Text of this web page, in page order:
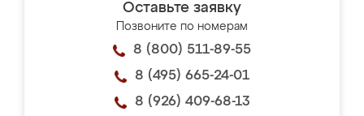
Оставьте заявку
Позвоните по номерам
8 (800) 511-89-55
8 (495) 665-24-01
8 (926) 409-68-13